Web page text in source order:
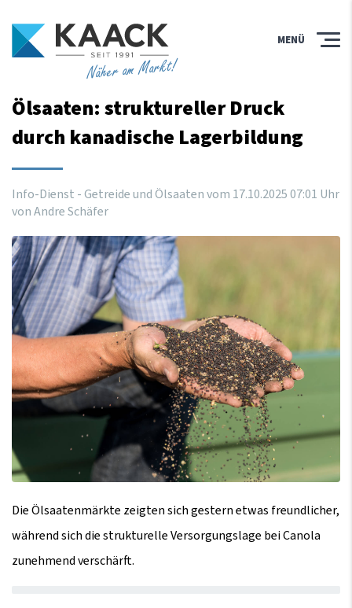
Näher am Markt!
MENÜ
Ölsaaten: struktureller Druck
durch kanadische Lagerbildung
Info-Dienst - Getreide und Ölsaaten vom 17.10.202507:01 Uhr
von Andre Schäfer
Die Ölsaatenmärkte zeigten sich gestern etwas freundlicher,
während sich die strukturelle Versorgungslage bei Canola
zunehmend verschärft.